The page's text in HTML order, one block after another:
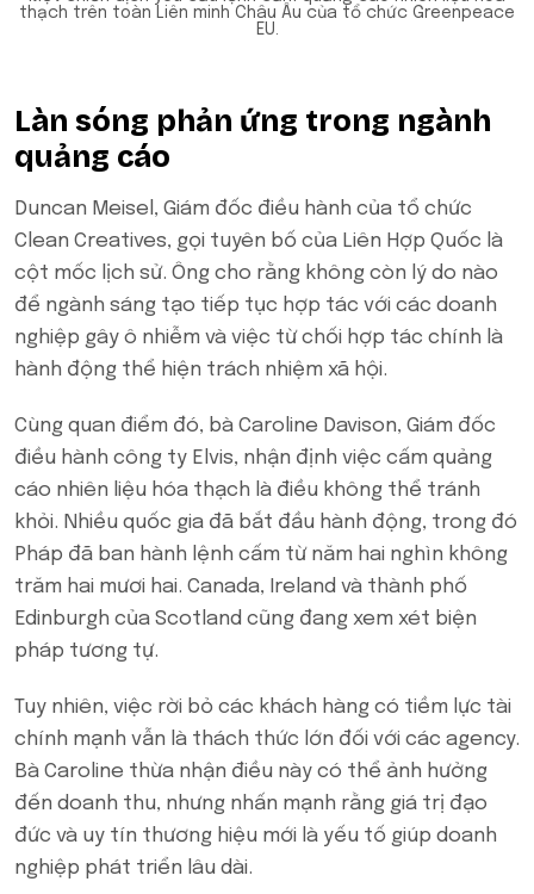
thạch trên toàn Liên minh Châu Âu của tổ chức Greenpeace
EU.
Làn sóng phản ứng trong ngành
quảng cáo
Duncan Meisel, Giám đốc điều hành của tổ chức
Clean Creatives, gọi tuyên bố của Liên Hợp Quốc là
cột mốc lịch sử. Ông cho rằng không còn lý do nào
để ngành sáng tạo tiếp tục hợp tác với các doanh
nghiệp gây ô nhiễm và việc từ chối hợp tác chính là
hành động thể hiện trách nhiệm xã hội.
Cùng quan điểm đó, bà Caroline Davison, Giám đốc
điều hành công ty Elvis, nhận định việc cấm quảng
cáo nhiên liệu hóa thạch là điều không thể tránh
khỏi. Nhiều quốc gia đã bắt đầu hành động, trong đó
Pháp đã ban hành lệnh cấm từ năm hai nghìn không
trăm hai mươi hai. Canada, Ireland và thành phố
Edinburgh của Scotland cũng đang xem xét biện
pháp tương tự.
Tuy nhiên, việc rời bỏ các khách hàng có tiềm lực tài
chính mạnh vẫn là thách thức lớn đối với các agency.
Bà Caroline thừa nhận điều này có thể ảnh hưởng
đến doanh thu, nhưng nhấn mạnh rằng giá trị đạo
đức và uy tín thương hiệu mới là yếu tố giúp doanh
nghiệp phát triển lâu dài.